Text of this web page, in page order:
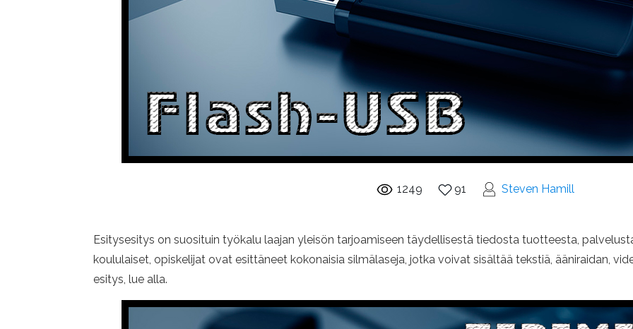
1249 91 Steven Hamill
Esitysesitys on suosituin työkalu laajan yleisön tarjoamiseen täydellisestä tiedosta tuotteesta,
koululaiset, opiskelijat ovat esittäneet kokonaisia ​​silmälaseja, jotka voivat sisältää tekstiä, ääniraidan,
esitys, lue alla.